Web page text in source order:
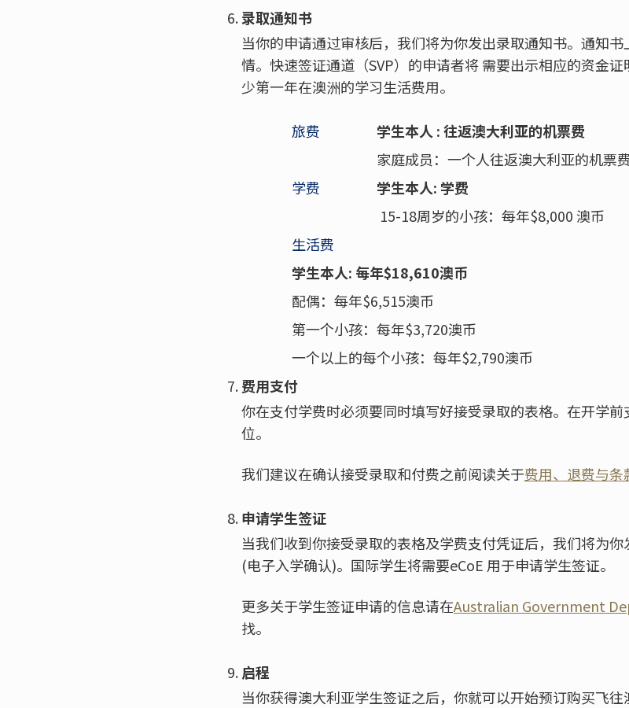
录取通知书
当你的申请通过审核后，我们将为你发出录取通知书。通知
情。快速签证通道（SVP）的申请者将 需要出示相应的资金
少第一年在澳洲的学习生活费用。
旅费
学生本人 : 往返澳大利亚的机票费
家庭成员：一个人往返澳大利亚的机票
学费
学生本人: 学费
15-18周岁的小孩：每年$8,000 澳币
生活费
学生本人: 每年$18,610澳币
配偶：每年$6,515澳币
第一个小孩：每年$3,720澳币
一个以上的每个小孩：每年$2,790澳币
费用支付
你在支付学费时必须要同时填写好接受录取的表格。在开学
位。
我们建议在确认接受录取和付费之前阅读关于费用、退费与条
申请学生签证
当我们收到你接受录取的表格及学费支付凭证后，我们将为
(电子入学确认)。国际学生将需要eCoE 用于申请学生签证。
更多关于学生签证申请的信息请在Australian Government
找。
启程
当你获得澳大利亚学生签证之后，你就可以开始预订购买飞